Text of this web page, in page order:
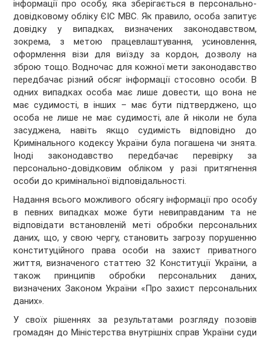
інформації про особу, яка зберігається в персонально-
довідковому обліку ЄІС МВС. Як правило, особа запитує
довідку у випадках, визначених законодавством,
зокрема, з метою працевлаштування, усиновлення,
оформлення візи для виїзду за кордон, дозволу на
зброю тощо. Водночас для кожної мети законодавство
передбачає різний обсяг інформації стосовно особи. В
одних випадках особа має лише довести, що вона не
має судимості, в інших – має бути підтверджено, що
особа не лише не має судимості, але й ніколи не була
засуджена, навіть якщо судимість відповідно до
Кримінального кодексу України була погашена чи знята.
Іноді законодавство передбачає перевірку за
персонально-довідковим обліком у разі притягнення
особи до кримінальної відповідальності.
Надання всього можливого обсягу інформації про особу
в певних випадках може бути невиправданим та не
відповідати встановленій меті обробки персональних
даних, що, у свою чергу, становить загрозу порушенню
конституційного права особи на захист приватного
життя, визначеного статтею 32 Конституції України, а
також принципів обробки персональних даних,
визначених Законом України «Про захист персональних
даних».
У своїх рішеннях за результатами розгляду позовів
громадян до Міністерства внутрішніх справ України суди